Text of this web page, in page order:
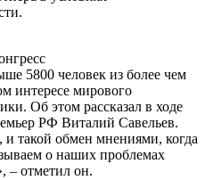
5800 человек из более чем
интересе мирового
Об этом рассказал в ходе
РФ Виталий Савельев.
такой обмен мнениями, когда
о наших проблемах
– отметил он.